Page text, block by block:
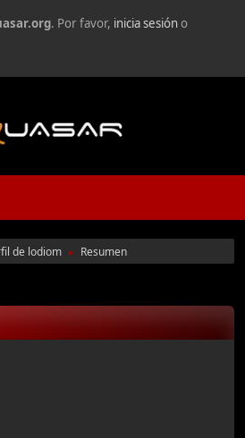
. Por favor, inicia sesióno
de lodiom ► Resumen